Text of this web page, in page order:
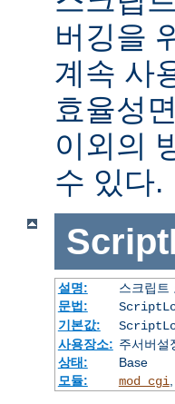
버깅을
계속 사
효율성
이외의
수 있다.
설명:
스크립트
문법:
기본값:
사용장소: 주서버설
상태:
Base
모듈:
mod_cgi,